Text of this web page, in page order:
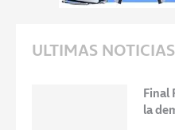
ULTIMAS
Final
la